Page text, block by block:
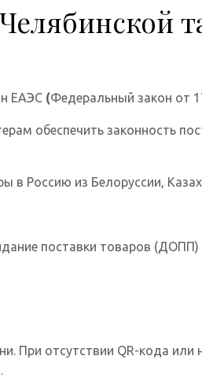
ЕАЭС (Федеральный закон от
обеспечить законность
в Россию из Белоруссии,
поставки товаров (ДОПП)
При отсутствии QR-кода